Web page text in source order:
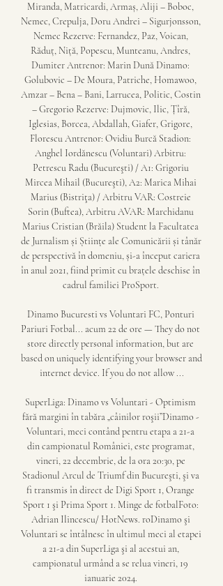
Miranda, Matricardi, Armaș, Aliji – Boboc,
Nemec, Crepulja, Doru Andrei – Sigurjonsson,
Nemec Rezerve: Fernandez, Paz, Voican,
Răduț, Niță, Popescu, Munteanu, Andres,
Dumiter Antrenor: Marin Dună Dinamo:
Golubovic – De Moura, Patriche, Homawoo,
Amzar – Bena – Bani, Larrucea, Politic, Costin
– Gregorio Rezerve: Dujmovic, Ilic, Țîră,
Iglesias, Borcea, Abdallah, Giafer, Grigore,
Florescu Antrenor: Ovidiu Burcă Stadion:
Anghel Iordănescu (Voluntari) Arbitru:
Petrescu Radu (Bucureşti) / A1: Grigoriu
Mircea Mihail (Bucureşti), A2: Marica Mihai
Marius (Bistriţa) / Arbitru VAR: Costreie
Sorin (Buftea), Arbitru AVAR: Marchidanu
Marius Cristian (Brăila) Student la Facultatea
de Jurnalism și Științe ale Comunicării și tânăr
de perspectivă în domeniu, și-a început cariera
în anul 2021, fiind primit cu brațele deschise în
cadrul familiei ProSport.
Dinamo Bucuresti vs Voluntari FC, Ponturi
Pariuri Fotbal... acum 22 de ore — They do not
store directly personal information, but are
based on uniquely identifying your browser and
internet device. If you do not allow ...
SuperLiga: Dinamo vs Voluntari - Optimism
fără margini în tabăra „câinilor roşii”Dinamo -
Voluntari, meci contând pentru etapa a 21-a
din campionatul României, este programat,
vineri, 22 decembrie, de la ora 20:30, pe
Stadionul Arcul de Triumf din Bucureşti, şi va
fi transmis în direct de Digi Sport 1, Orange
Sport 1 şi Prima Sport 1. Minge de fotbalFoto:
Adrian Ilincescu/ HotNews. roDinamo şi
Voluntari se întâlnesc în ultimul meci al etapei
a 21-a din SuperLiga şi al acestui an,
campionatul urmând a se relua vineri, 19
ianuarie 2024.